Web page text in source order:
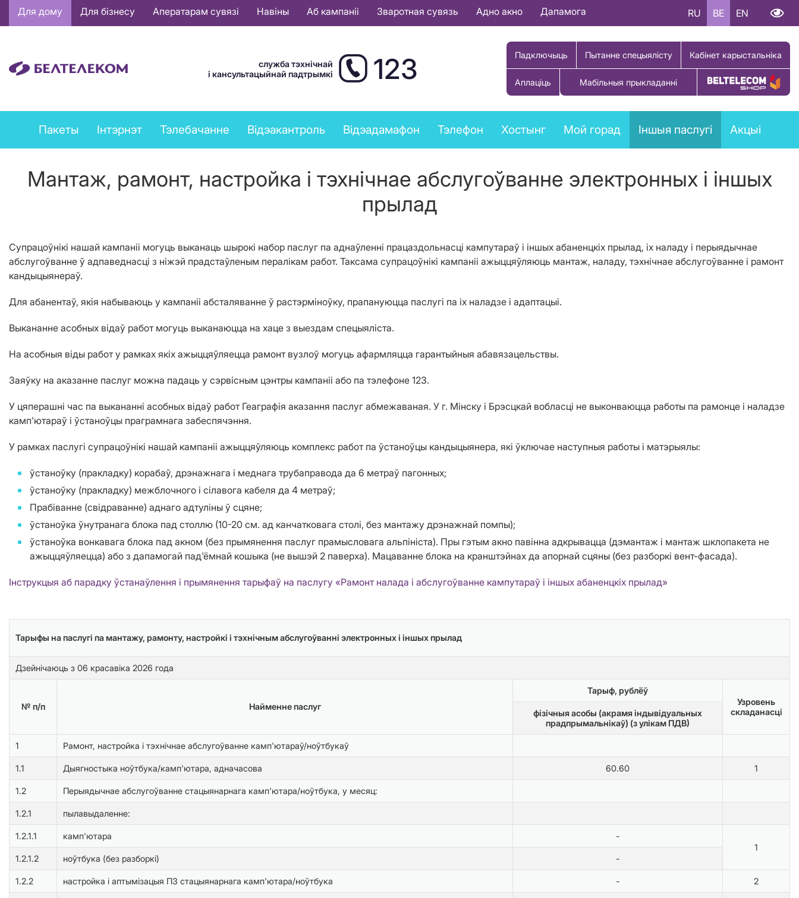
Основная
навигация
Для дому Для бізнесу Аператарам сувязі Навіны Аб кампаніі Зваротная сувязь Адно акно Дапамога RU BE EN
служба тэхнічнай
і кансультацыйнай падтрымкі
123 Падключыць Пытанне спецыялісту Кабінет карыстальніка
Аплаціць Мабільныя прыкладанні Купіць тавар
Private
services
Пакеты Інтэрнэт Тэлебачанне Відэакантроль Відэадамафон Тэлефон Хостынг Мой горад Іншыя паслугі Акцыі
Мантаж, рамонт, настройка і тэхнічнае абслугоўванне электронных і іншых
прылад
Супрацоўнікі нашай кампаніі могуць выканаць шырокі набор паслуг па аднаўленні працаздольнасці кампутараў і іншых абаненцкіх прылад, іх наладу і перыядычнае
абслугоўванне ў адпаведнасці з ніжэй прадстаўленым пералікам работ. Таксама супрацоўнікі кампаніі ажыццяўляюць мантаж, наладу, тэхнічнае абслугоўванне і рамонт
кандыцыянераў.
Для абанентаў, якія набываюць у кампаніі абсталяванне ў растэрміноўку, прапануюцца паслугі па іх наладзе і адаптацыі.
Выкананне асобных відаў работ могуць выканаюцца на хаце з выездам спецыяліста.
На асобныя віды работ у рамках якіх ажыццяўляецца рамонт вузлоў могуць афармляцца гарантыйныя абавязацельствы.
Заяўку на аказанне паслуг можна падаць у сэрвісным цэнтры кампаніі або па тэлефоне 123.
У цяперашні час па выкананні асобных відаў работ Геаграфія аказання паслуг абмежаваная. У г. Мінску і Брэсцкай вобласці не выконваюцца работы па рамонце і наладзе
камп'ютараў і ўстаноўцы праграмнага забеспячэння.
У рамках паслугі супрацоўнікі нашай кампаніі ажыццяўляюць комплекс работ па ўстаноўцы кандыцыянера, які ўключае наступныя работы і матэрыялы:
ўстаноўку (пракладку) корабаў, дрэнажнага і меднага трубаправода да 6 метраў пагонных;
ўстаноўку (пракладку) межблочного і сілавога кабеля да 4 метраў;
Прабіванне (свідраванне) аднаго адтуліны ў сцяне;
ўстаноўка ўнутранага блока пад столлю (10-20 см. ад канчатковага столі, без мантажу дрэнажнай помпы);
ўстаноўка вонкавага блока пад акном (без прымянення паслуг прамысловага альпініста). Пры гэтым акно павінна адкрывацца (дэмантаж і мантаж шклопакета не
ажыццяўляецца) або з дапамогай пад'ёмнай кошыка (не вышэй 2 паверха). Мацаванне блока на кранштэйнах да апорнай сцяны (без разборкі вент-фасада).
Інструкцыя аб парадку ўстанаўлення і прымянення тарыфаў на паслугу «Рамонт налада і абслугоўванне кампутараў і іншых абаненцкіх прылад»
Тарыфы на паслугі па мантажу, рамонту, настройкi і тэхнічным абслугоўванні электронных і іншых прылад
Дзейнічаюць з 06 красавіка 2026 года
№ п/п Найменне паслуг
Тарыф, рублёў
Узровень
складанасці
фізічныя асобы (акрамя індывідуальных
прадпрымальнікаў) (з улікам ПДВ)
1 Рамонт, настройка і тэхнічнае абслугоўванне камп'ютараў/ноўтбукаў
1.1 Дыягностыка ноўтбука/камп'ютара, адначасова 60.60 1
1.2 Перыядычнае абслугоўванне стацыянарнага камп'ютара/ноўтбука, у месяц:
1.2.1 пылавыдаленне:
1.2.1.1 камп'ютара
-
1
1.2.1.2
ноўтбука (без разборкі) -
1.2.2 настройка і аптымізацыя ПЗ стацыянарнага камп'ютара/ноўтбука - 2